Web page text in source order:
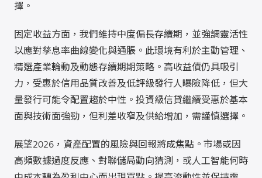
擇。
固定收益方面，我們維持中度偏長存續期，並強調靈活性
以應對孳息率曲線變化與通脹。此環境有利於主動管理、
精選產業輪動及動態存續期期策略。高收益債仍具吸引
力，受惠於信用品質改善及低評級發行人曝險降低，但大
量發行可能令配置趨於中性。投資級信貸繼續受惠於基本
面與技術面強勁，但利差收窄及供給增加，需謹慎選擇。
展望2026，資產配置的風險與回報將成焦點。市場或因
高頻數據過度反應、對聯儲局動向猜測，或人工智能何時